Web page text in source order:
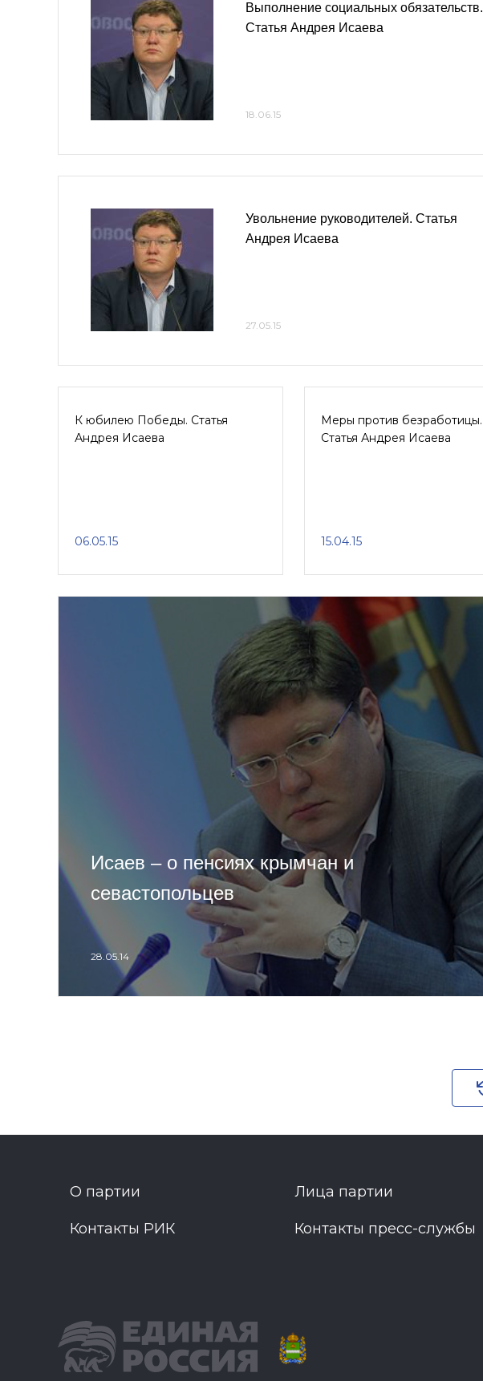
Выполнение социальных обязательств.
Статья Андрея Исаева
18.06.15
Увольнение руководителей. Статья
Андрея Исаева
27.05.15
К юбилею Победы. Статья
Андрея Исаева
06.05.15
Меры против безработицы.
Статья Андрея Исаева
15.04.15
Исаев – о пенсиях крымчан и
севастопольцев
28.05.14
О партии Лица партии
Контакты РИК Контакты пресс-службы